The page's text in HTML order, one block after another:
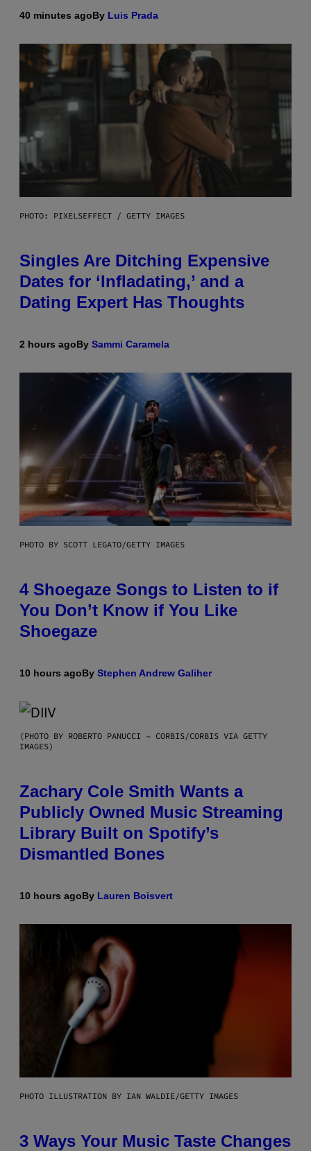
40 minutes agoBy Luis Prada
PHOTO: PIXELSEFFECT / GETTY IMAGES
Singles Are Ditching Expensive
Dates for ‘Infladating,’ and a
Dating Expert Has Thoughts
2 hours agoBy Sammi Caramela
PHOTO BY SCOTT LEGATO/GETTY IMAGES
4 Shoegaze Songs to Listen to if
You Don’t Know if You Like
Shoegaze
10 hours agoBy Stephen Andrew Galiher
(PHOTO BY ROBERTO PANUCCI – CORBIS/CORBIS VIA GETTY
IMAGES)
Zachary Cole Smith Wants a
Publicly Owned Music Streaming
Library Built on Spotify’s
Dismantled Bones
10 hours agoBy Lauren Boisvert
PHOTO ILLUSTRATION BY IAN WALDIE/GETTY IMAGES
3 Ways Your Music Taste Changes